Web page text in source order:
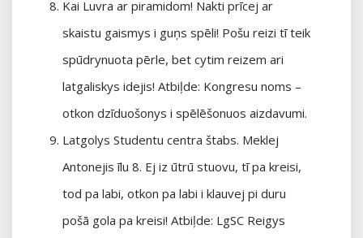
Kai Luvra ar piramidom! Nakti prīcej ar
skaistu gaismys i guņs spēli! Pošu reizi tī teik
spūdrynuota pērle, bet cytim reizem ari
latgaliskys idejis! Atbiļde: Kongresu noms –
otkon dzīduošonys i spēlēšonuos aizdavumi.
Latgolys Studentu centra štabs. Meklej
Antonejis īlu 8. Ej iz ūtrū stuovu, tī pa kreisi,
tod pa labi, otkon pa labi i klauvej pi duru
pošā gola pa kreisi! Atbiļde: LgSC Reigys